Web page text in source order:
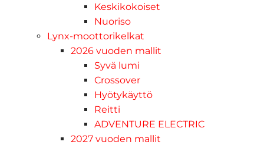
Keskikokoiset
Nuoriso
Lynx-moottorikelkat
2026 vuoden mallit
Syvä lumi
Crossover
Hyötykäyttö
Reitti
ADVENTURE ELECTRIC
2027 vuoden mallit